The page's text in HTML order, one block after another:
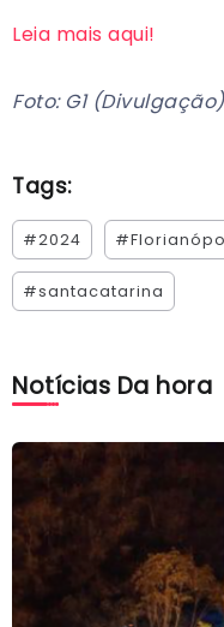
Leia mais aqui!
Foto: G1 (Divulgação)
Tags:
#2024
#santacatarina
Notícias Da hora